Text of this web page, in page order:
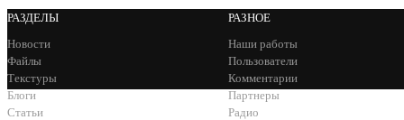
РАЗДЕЛЫ
Новости
Файлы
Текстуры
Блоги
Статьи
РАЗНОЕ
Наши работы
Пользователи
Комментарии
Партнеры
Радио